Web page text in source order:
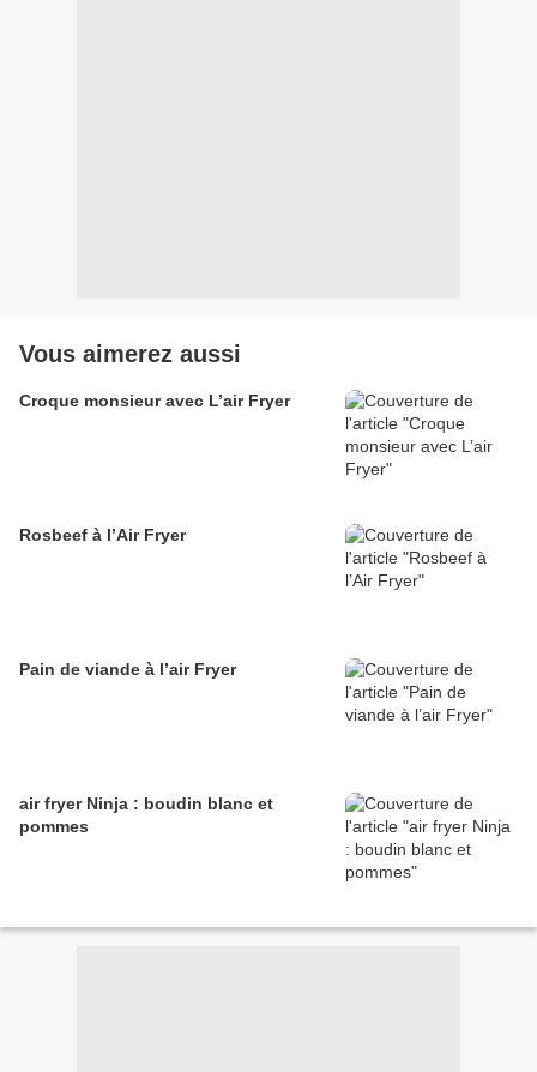
Vous aimerez aussi
Croque monsieur avec L’air Fryer
Rosbeef à l’Air Fryer
Pain de viande à l’air Fryer
air fryer Ninja : boudin blanc et
pommes